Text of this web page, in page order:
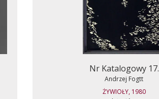
Nr Katalogowy 17.
Andrzej Fogtt
ŻYWIOŁY, 1980